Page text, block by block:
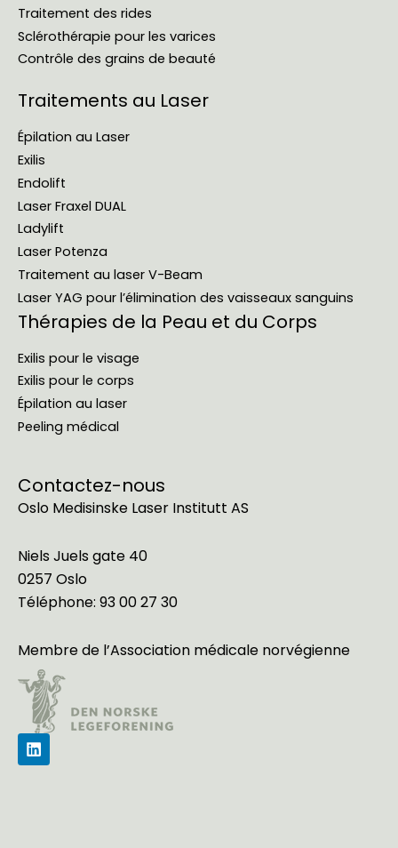
Traitement des rides
Sclérothérapie pour les varices
Contrôle des grains de beauté
Traitements au Laser
Épilation au Laser
Exilis
Endolift
Laser Fraxel DUAL
Ladylift
Laser Potenza
Traitement au laser V-Beam
Laser YAG pour l’élimination des vaisseaux sanguins
Thérapies de la Peau et du Corps
Exilis pour le visage
Exilis pour le corps
Épilation au laser
Peeling médical
Contactez-nous
Oslo Medisinske Laser Institutt AS
Niels Juels gate 40
0257 Oslo
Téléphone: 93 00 27 30
Membre de l’Association médicale norvégienne
L
i
n